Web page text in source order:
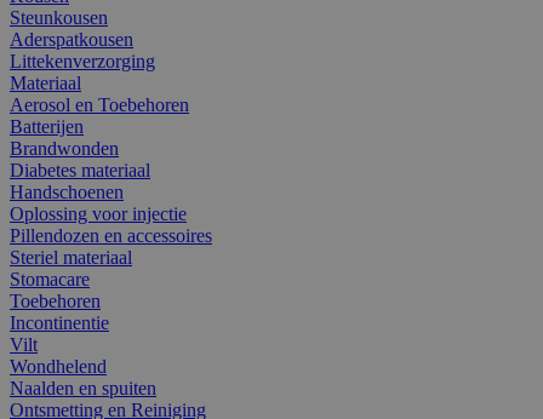
Steunkousen
Aderspatkousen
Littekenverzorging
Materiaal
Aerosol en Toebehoren
Batterijen
Brandwonden
Diabetes materiaal
Handschoenen
Oplossing voor injectie
Pillendozen en accessoires
Steriel materiaal
Stomacare
Toebehoren
Incontinentie
Vilt
Wondhelend
Naalden en spuiten
Ontsmetting en Reiniging